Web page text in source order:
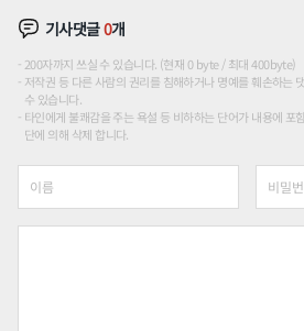
기사댓글0개
200자까지 쓰실 수 있습니다. (현재 0 byte / 최대 400byte)
저작권 등 다른 사람의 권리를 침해하거나 명예를 훼손하는
수 있습니다.
타인에게 불쾌감을 주는 욕설 등 비하하는 단어가 내용에 포
단에 의해 삭제 합니다.